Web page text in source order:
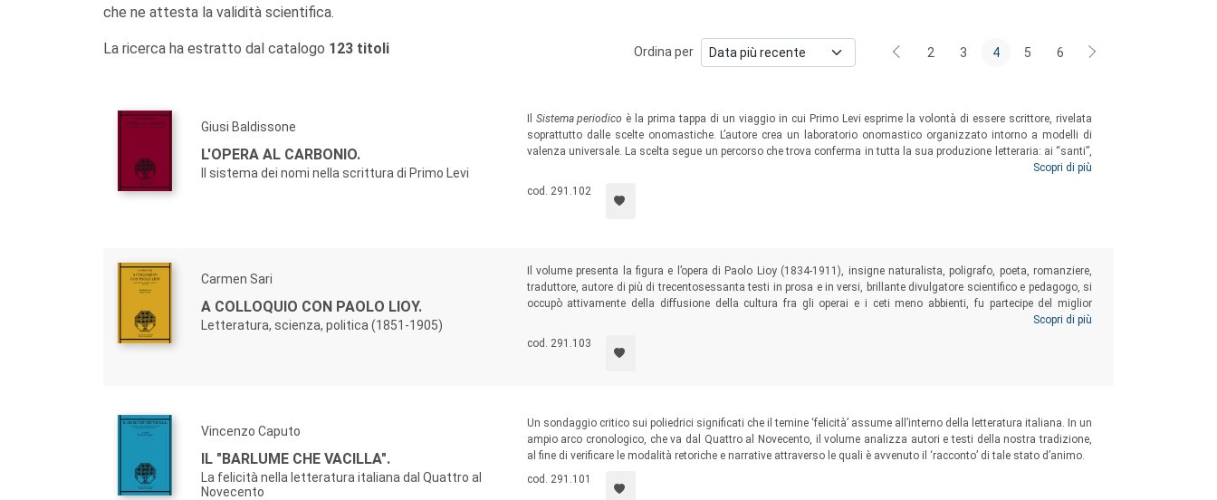
che ne attesta la validità scientifica.
La ricerca ha estratto dal catalogo 123 titoli Ordina per 2 3 4 5 6
Giusi Baldissone
L'OPERA AL CARBONIO.
Il sistema dei nomi nella scrittura di Primo Levi
Sistema periodico è la prima tappa di un viaggio in cui Primo Levi esprime la volontà di essere scrittore, rivelata
soprattutto dalle scelte onomastiche. L’autore crea un laboratorio onomastico organizzato intorno a modelli di
valenza universale. La scelta segue un percorso che trova conferma in tutta la sua produzione letteraria: ai “santi”,
corrispondono tipologie ben precise che rivelano,
drammaticamente, un cuore messo a nudo nell’apparente distanza di una grande letteratura.
Scopri di più
cod. 291.102
Carmen Sari
A COLLOQUIO CON PAOLO LIOY.
Letteratura, scienza, politica (1851-1905)
Il volume presenta la figura e l’opera di Paolo Lioy (1834-1911), insigne naturalista, poligrafo, poeta, romanziere,
traduttore, autore di più di trecentosessanta testi in prosa e in versi, brillante divulgatore scientifico e pedagogo, si
occupò attivamente della diffusione della cultura fra gli operai e i ceti meno abbienti, fu partecipe del miglior
attivismo vicentino antiasburgico e dimostrò il suo impegno di uomo politico, prima come consigliere comunale e
provinciale, poi come deputato e senatore del Regno.
Scopri di più
cod. 291.103
Vincenzo Caputo
IL "BARLUME CHE VACILLA".
La felicità nella letteratura italiana dal Quattro al
Novecento
Un sondaggio critico sui poliedrici significati che il temine ‘felicità’ assume all’interno della letteratura italiana. In un
ampio arco cronologico, che va dal Quattro al Novecento, il volume analizza autori e testi della nostra tradizione,
al fine di verificare le modalità retoriche e narrative attraverso le quali è avvenuto il ‘racconto’ di tale stato d’animo.
cod. 291.101